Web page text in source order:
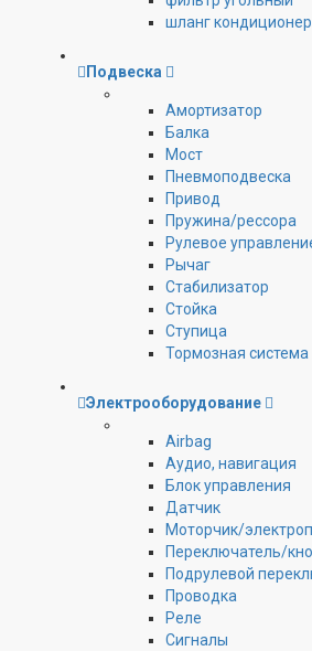
шланг
Подвеска
Амортизатор
Балка
Мост
Пневмоподвеска
Привод
Пружина/рессора
Рулевое
Рычаг
Стабилизатор
Стойка
Ступица
Тормозная система
Электрооборудование
Airbag
Аудио, навигация
Блок управления
Датчик
Моторчик/
Переключатель/
Подрулевой
Проводка
Реле
Сигналы